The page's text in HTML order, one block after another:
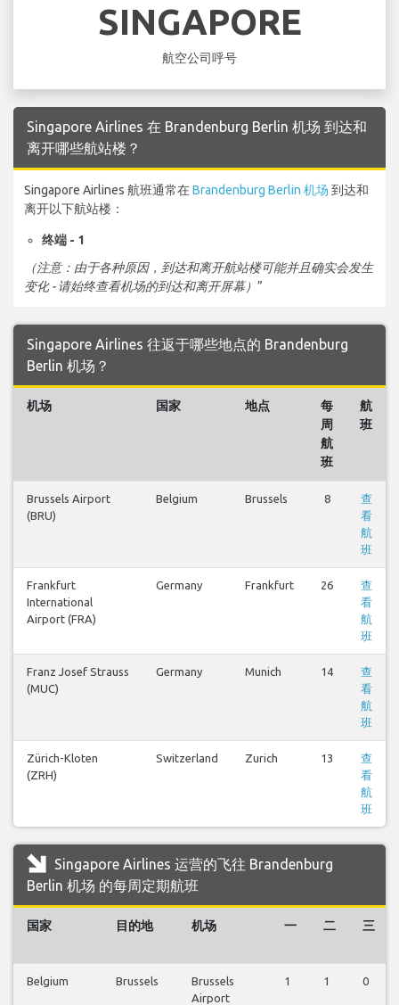
SINGAPORE
航空公司呼号
Singapore Airlines 在 Brandenburg Berlin 机场 到达和
离开哪些航站楼？
Singapore Airlines 航班通常在Brandenburg Berlin 机场 到达和
离开以下航站楼：
终端 - 1
（注意：由于各种原因，到达和离开航站楼可能并且确实会发生
变化 - 请始终查看机场的到达和离开屏幕） ”
Singapore Airlines 往返于哪些地点的 Brandenburg
Berlin 机场？
机场 国家 地点
每
周
航
班
航
班
Brussels Airport
(BRU)
Belgium Brussels 8
查
看
航
班
Frankfurt
International
Airport (FRA)
Germany Frankfurt 26
查
看
航
班
Franz Josef Strauss
(MUC)
Germany Munich 14
查
看
航
班
Zürich-Kloten
(ZRH)
Switzerland Zurich 13
查
看
航
班
Singapore Airlines 运营的飞往 Brandenburg
Berlin 机场 的每周定期航班
国家 目的地 机场 一 二 三
Belgium Brussels
Brussels
Airport
1 1 0